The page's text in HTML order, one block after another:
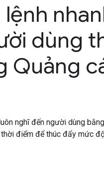
dùng
Quảng
nghĩ đến người dùng
điểm để thúc đẩy mức